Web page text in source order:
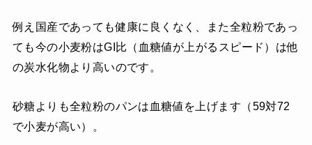
例え国産であっても健康に良くなく、また全粒粉であっ
ても今の小麦粉はGI比（血糖値が上がるスピード）は他
の炭水化物より高いのです。
砂糖よりも全粒粉のパンは血糖値を上げます（59対72
で小麦が高い）。